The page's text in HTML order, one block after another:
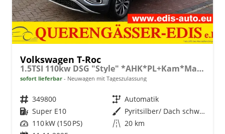
Volkswagen T-Roc
1.5TSI 110kw DSG "Style" *AHK*PL+Kam*Matrix*el. HK*
sofort lieferbar Neuwagen mit Tageszulassung
Fahrzeugnr. 349800 Getriebe Automatik
Kraftstoff Super E10 Außenfarbe
Pyritsilber/ Dach schwarz
Leistung 110 kW (150 PS) Kilometerstand 20 km